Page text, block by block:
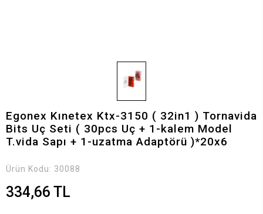
Egonex Kınetex Ktx-3150 ( 32in1 ) Tornavida
Bits Uç Seti ( 30pcs Uç + 1-kalem Model
T.vida Sapı + 1-uzatma Adaptörü )*20x6
Ürün Kodu: 30088
334,66 TL